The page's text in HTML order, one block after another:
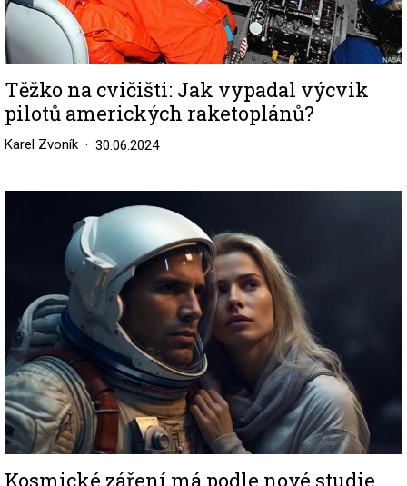
Těžko na cvičišti: Jak vypadal výcvik
pilotů amerických raketoplánů?
Karel Zvoník 30.06.2024
Kosmické záření má podle nové studie